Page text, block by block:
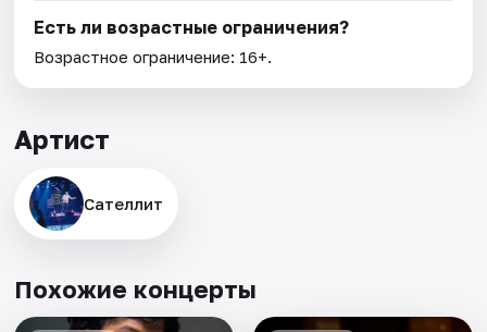
Есть ли возрастные ограничения?
Возрастное ограничение: 16+.
Артист
Сателлит
Похожие концерты